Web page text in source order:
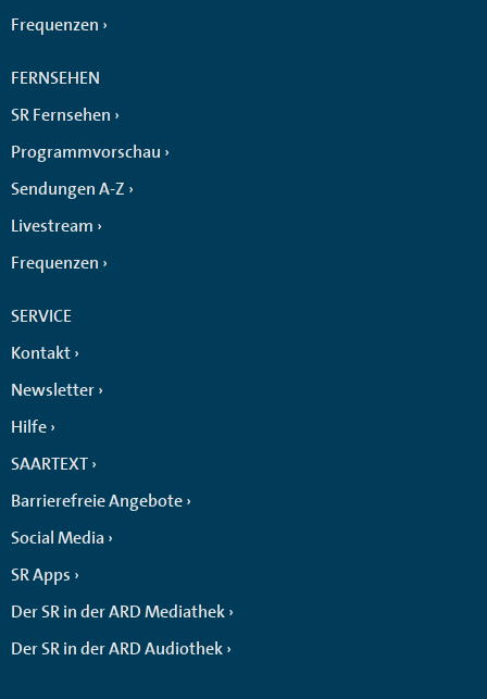
Frequenzen
FERNSEHEN
SR Fernsehen
Programmvorschau
Sendungen A-Z
Livestream
Frequenzen
SERVICE
Kontakt
Newsletter
Hilfe
SAARTEXT
Barrierefreie Angebote
Social Media
SR Apps
Der SR in der ARD Mediathek
Der SR in der ARD Audiothek